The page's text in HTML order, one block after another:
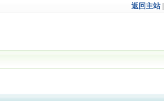
返回主站|